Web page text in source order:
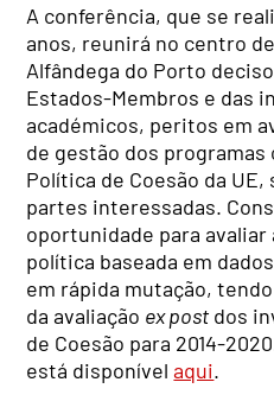
A conferência, que se
anos, reunirá no centro
Alfândega do Porto
Estados-Membros e das
académicos, peritos em
de gestão dos programas
Política de Coesão da
partes interessadas.
oportunidade para
política baseada em
em rápida mutação,
da avaliação ex post dos
de Coesão para 2014-
está disponívelaqui.